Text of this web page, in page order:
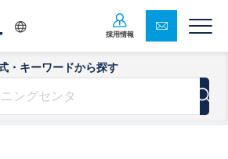
採用情報
・キーワードから探す